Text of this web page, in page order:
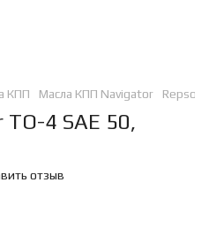
КПП Масла КПП Navigator Repsol
TO-4 SAE 50,
отзыв